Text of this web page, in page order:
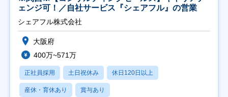
ェンジ可！／自社サービス『シェアフル』の営業
シェアフル株式会社
大阪府
400万~571万
正社員採用 土日祝休み 休日120日以上
産休・育休あり 賞与あり